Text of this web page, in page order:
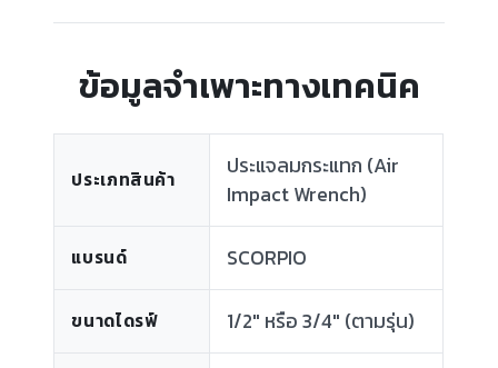
ข้อมูลจำเพาะทางเทคนิค
ประเภทสินค้า
ประแจลมกระแทก (Air
Impact Wrench)
แบรนด์ SCORPIO
ขนาดไดรฟ์ 1/2" หรือ 3/4" (ตามรุ่น)